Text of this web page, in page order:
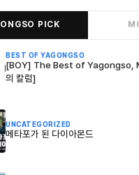
PICK
BEST OF YAGONGSO
[BOY] The Best of Yagongso,
의 칼럼]
UNCATEGORIZED
메타포가 된 다이아몬드